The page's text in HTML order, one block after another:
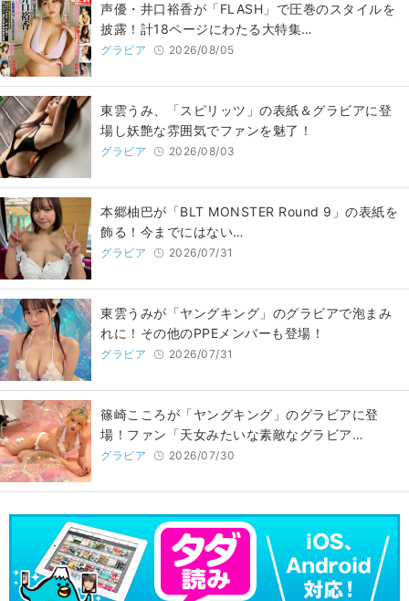
声優・井口裕香が「FLASH」で圧巻のスタイルを
披露！計18ページにわたる大特集…
グラビア 2026/08/05
東雲うみ、「スピリッツ」の表紙＆グラビアに登
場し妖艶な雰囲気でファンを魅了！
グラビア 2026/08/03
本郷柚巴が「BLT MONSTER Round 9」の表紙を
飾る！今までにはない…
グラビア 2026/07/31
東雲うみが「ヤングキング」のグラビアで泡まみ
れに！その他のPPEメンバーも登場！
グラビア 2026/07/31
篠崎こころが「ヤングキング」のグラビアに登
場！ファン「天女みたいな素敵なグラビア…
グラビア 2026/07/30